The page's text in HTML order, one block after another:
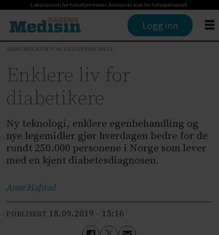
Lokalavisen for helsetjenesten. Annonser kun for helsepersonell.
Logg inn
ANNONSE KUN FOR HELSEPERSONELL
Enklere liv for
diabetikere
Ny teknologi, enklere egenbehandling og
nye legemidler gjør hverdagen bedre for de
rundt 250.000 personene i Norge som lever
med en kjent diabetesdiagnosen.
AnneHafstad
PUBLISERT 18.09.2019 - 15:16